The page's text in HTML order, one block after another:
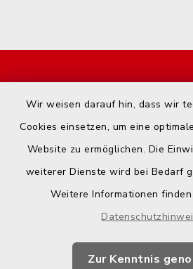
Wir weisen darauf hin, dass wir
Cookies einsetzen, um eine
Website zu ermöglichen. Die
weiterer Dienste wird bei Bedarf
Weitere Informationen
Zur Kenntnis
Kontakt